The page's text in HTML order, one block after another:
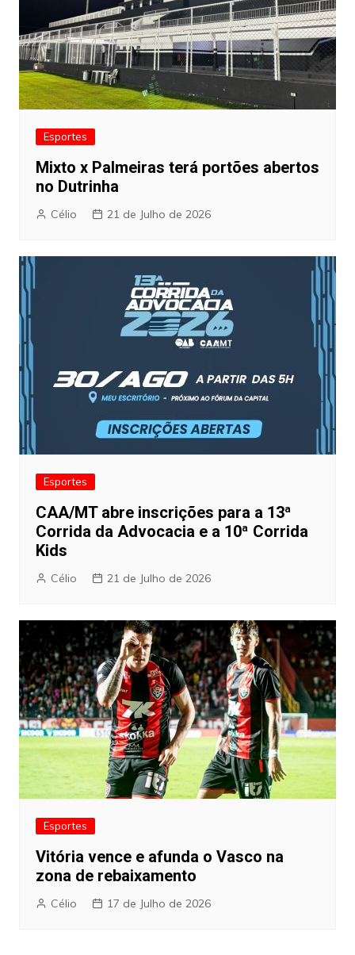
Esportes
Mixto x Palmeiras terá portões abertos
no Dutrinha
Célio 21 de Julho de 2026
Esportes
CAA/MT abre inscrições para a 13ª
Corrida da Advocacia e a 10ª Corrida
Kids
Célio 21 de Julho de 2026
Esportes
Vitória vence e afunda o Vasco na
zona de rebaixamento
Célio 17 de Julho de 2026